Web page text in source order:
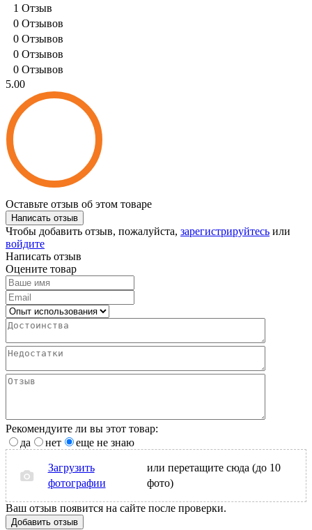
1 Отзыв
0 Отзывов
0 Отзывов
0 Отзывов
0 Отзывов
5.00
Оставьте отзыв об этом товаре
Написать отзыв
Чтобы добавить отзыв, пожалуйста, зарегистрируйтесь или
войдите
Написать отзыв
Оцените товар
Рекомендуите ли вы этот товар:
да
нет еще не знаю
Загрузить
фотографии
или перетащите сюда (до 10
фото)
Ваш отзыв появится на сайте после проверки.
Добавить отзыв